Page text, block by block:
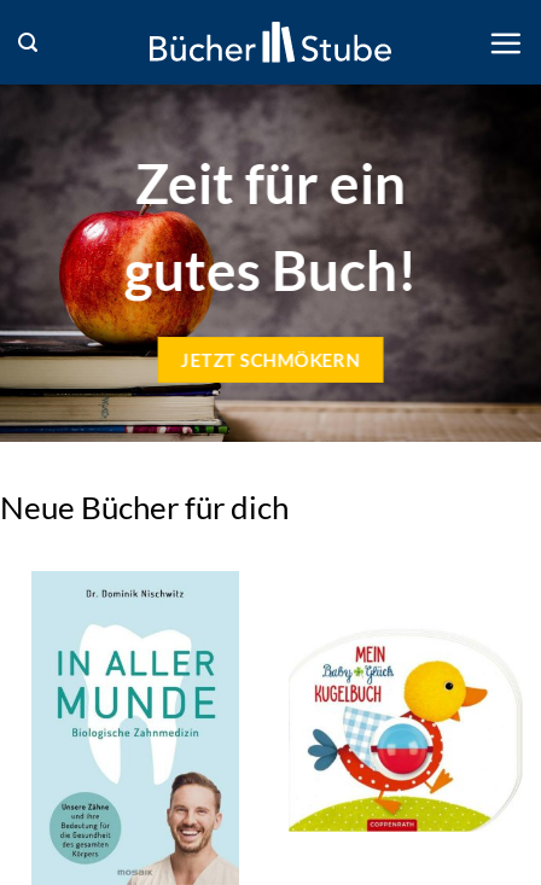
Inhalt
springen
Zeit für ein
gutes Buch!
JETZT SCHMÖKERN
Neue Bücher für dich